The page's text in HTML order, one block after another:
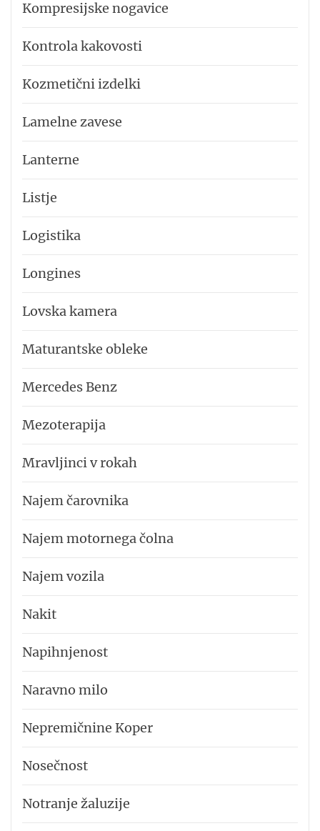
Kompresijske nogavice
Kontrola kakovosti
Kozmetični izdelki
Lamelne zavese
Lanterne
Listje
Logistika
Longines
Lovska kamera
Maturantske obleke
Mercedes Benz
Mezoterapija
Mravljinci v rokah
Najem čarovnika
Najem motornega čolna
Najem vozila
Nakit
Napihnjenost
Naravno milo
Nepremičnine Koper
Nosečnost
Notranje žaluzije